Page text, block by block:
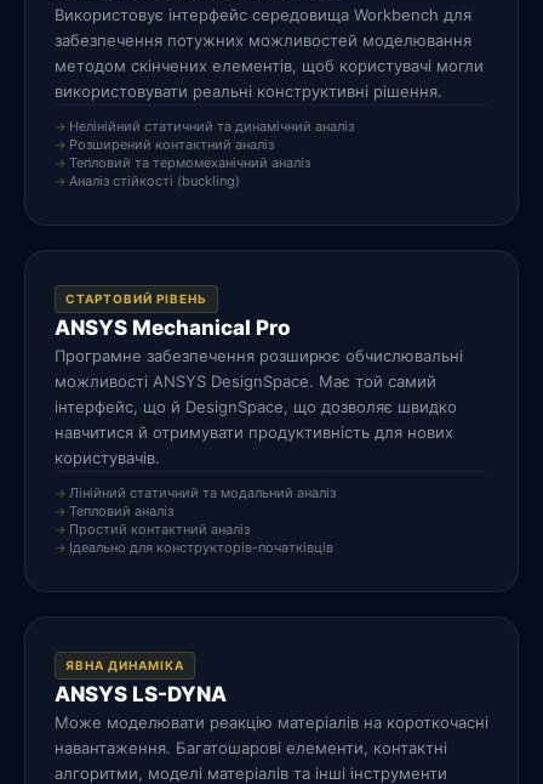
Використовує інтерфейс середовища Workbench для
забезпечення потужних можливостей моделювання
методом скінчених елементів, щоб користувачі могли
використовувати реальні конструктивні рішення.
Нелінійний статичний та динамічний аналіз
Розширений контактний аналіз
Тепловий та термомеханічний аналіз
Аналіз стійкості (buckling)
СТАРТОВИЙ РІВЕНЬ
ANSYS Mechanical Pro
Програмне забезпечення розширює обчислювальні
можливості ANSYS DesignSpace. Має той самий
інтерфейс, що й DesignSpace, що дозволяє швидко
навчитися й отримувати продуктивність для нових
користувачів.
Лінійний статичний та модальний аналіз
Тепловий аналіз
Простий контактний аналіз
Ідеально для конструкторів-початківців
ЯВНА ДИНАМІКА
ANSYS LS-DYNA
Може моделювати реакцію матеріалів на короткочасні
навантаження. Багатошарові елементи, контактні
алгоритми, моделі матеріалів та інші інструменти